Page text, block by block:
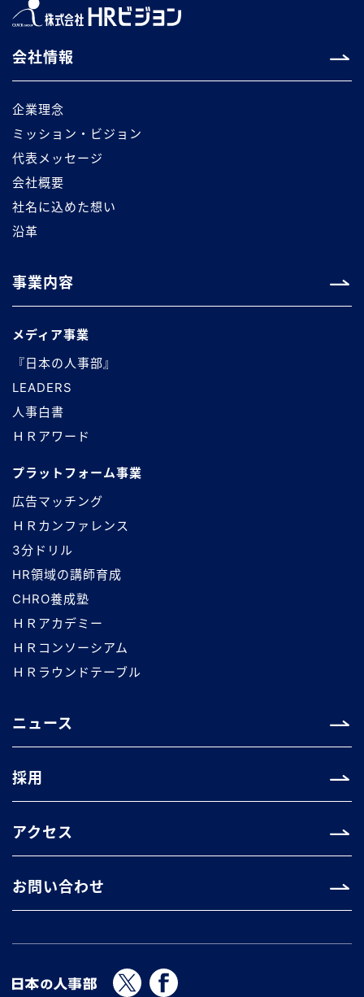
会社情報
企業理念
ミッション・ビジョン
代表メッセージ
会社概要
社名に込めた想い
沿革
事業内容
メディア事業
『日本の人事部』
LEADERS
人事白書
ＨＲアワード
プラットフォーム事業
広告マッチング
ＨＲカンファレンス
3分ドリル
HR領域の講師育成
CHRO養成塾
ＨＲアカデミー
ＨＲコンソーシアム
ＨＲラウンドテーブル
ニュース
採用
アクセス
お問い合わせ